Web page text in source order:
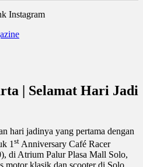
| Selamat Hari Jadi
hari jadinya yang pertama dengan
1 st Anniversary Café Racer
di Atrium Palur Plasa Mall Solo,